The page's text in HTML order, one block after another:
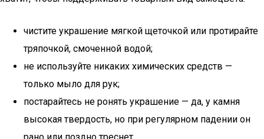
чистите украшение мягкой щеточкой или протирайте
тряпочкой, смоченной водой;
не используйте никаких химических средств —
только мыло для рук;
постарайтесь не ронять украшение — да, у камня
высокая твердость, но при регулярном падении он